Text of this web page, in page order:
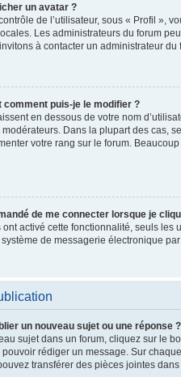
un avatar ?
de l’utilisateur, sous « Profil »,
Les administrateurs du forum
à contacter un administrateur du
comment puis-je le modifier ?
en dessous de votre nom
Dans la plupart des cas,
votre rang sur le forum.
de me connecter lorsque je
activé cette fonctionnalité, seuls
de messagerie électronique
un nouveau sujet ou une réponse ?
sujet dans un forum, cliquez sur le
pouvoir rédiger un message. Sur
transférer des pièces jointes dans